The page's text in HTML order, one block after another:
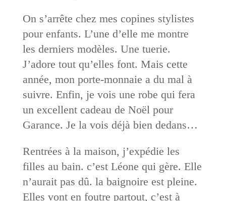
On s’arrête chez mes copines stylistes
pour enfants. L’une d’elle me montre
les derniers modèles. Une tuerie.
J’adore tout qu’elles font. Mais cette
année, mon porte-monnaie a du mal à
suivre. Enfin, je vois une robe qui fera
un excellent cadeau de Noël pour
Garance. Je la vois déjà bien dedans…
Rentrées à la maison, j’expédie les
filles au bain. c’est Léone qui gère. Elle
n’aurait pas dû. la baignoire est pleine.
Elles vont en foutre partout, c’est à